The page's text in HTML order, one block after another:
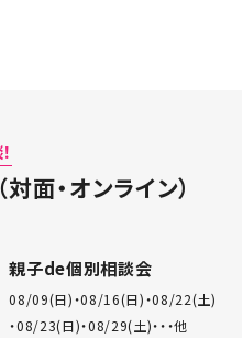
面・オンライン）
親子de個別相談会
08/09(日) 08/16(日) 08/22(土)
08/23(日) 08/29(土) ・・他